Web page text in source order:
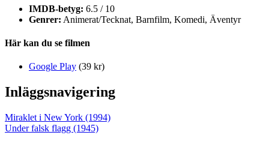
IMDB-betyg: 6.5 / 10
Genrer: Animerat/Tecknat, Barnfilm, Komedi, Äventyr
Här kan du se filmen
Google Play (39 kr)
Inläggsnavigering
Miraklet i New York (1994)
Under falsk flagg (1945)